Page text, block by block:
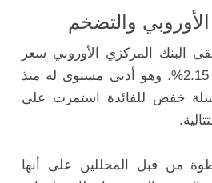
والتضخم
البنك المركزي الأوروبي سعر
الفائدة دون تغيير عند 2.15%، وهو أدنى مستوى له منذ
بعد سلسلة خفض للفائدة استمرت على
من قبل المحللين على أنها